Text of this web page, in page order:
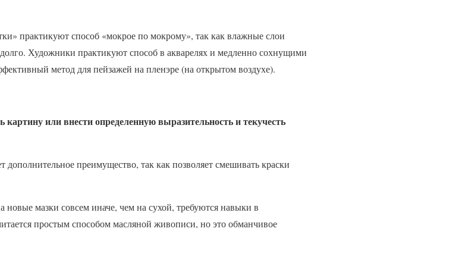
практикуют способ «мокрое по мокрому», так как влажные слои
Художники практикуют способ в акварелях и медленно сохнущими
метод для пейзажей на пленэре (на открытом воздухе).
или внести определенную выразительность и текучесть
преимущество, так как позволяет смешивать краски
мазки совсем иначе, чем на сухой, требуются навыки в
простым способом масляной живописи, но это обманчивое